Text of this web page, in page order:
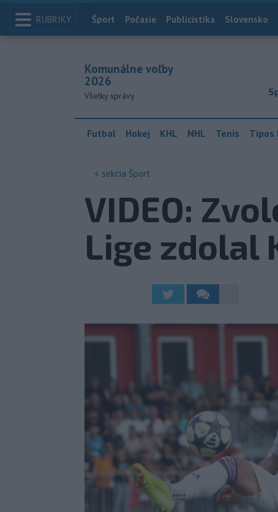
RUBRIKY Index
Šport Počasie Publicistika Slovensko
Komunálne voľby
2026
Všetky správy
Futbal Hokej KHL NHL Tenis Tipos
< sekcia Šport
VIDEO:
Lige zdolal